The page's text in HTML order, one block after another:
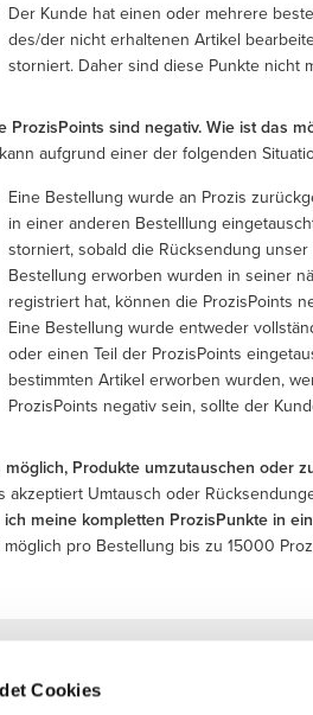
Cookies
Der Kunde hat einen oder mehrere
des/der nicht erhaltenen Artikel
storniert. Daher sind diese Punkte nicht
ProzisPoints sind negativ. Wie ist das
aufgrund einer der folgenden
Eine Bestellung wurde an Prozis
in einer anderen Bestelllung
storniert, sobald die Rücksendung
Bestellung erworben wurden in seiner
registriert hat, können die ProzisPoints
Eine Bestellung wurde entweder
oder einen Teil der ProzisPoints
bestimmten Artikel erworben wurden,
ProzisPoints negativ sein, sollte der
möglich, Produkte umzutauschen oder
akzeptiert Umtausch oder
ich meine kompletten ProzisPunkte in
möglich pro Bestellung bis zu 15000
Erhalte Neuigkeiten und Angebote